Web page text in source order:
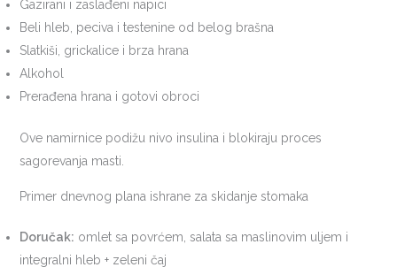
Gazirani i zaslađeni napici
Beli hleb, peciva i testenine od belog brašna
Slatkiši, grickalice i brza hrana
Alkohol
Prerađena hrana i gotovi obroci
Ove namirnice podižu nivo insulina i blokiraju proces
sagorevanja masti.
Primer dnevnog plana ishrane za skidanje stomaka
Doručak: omlet sa povrćem, salata sa maslinovim uljem i
integralni hleb + zeleni čaj